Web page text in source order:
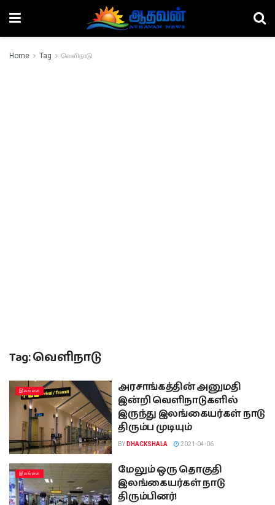
Home Tag வெளிநாடு
Tag:வெளிநாடு
இலங்கை
அரசாங்கத்தின் அனுமதி
இன்றி வெளிநாடுகளில்
இருந்து இலங்கையர்கள் நாடு
திரும்ப முடியும்
BY DHACKSHALA 2021-04-06
இலங்கை
மேலும் ஒரு தொகுதி
இலங்கையர்கள் நாடு
திரும்பினர்!